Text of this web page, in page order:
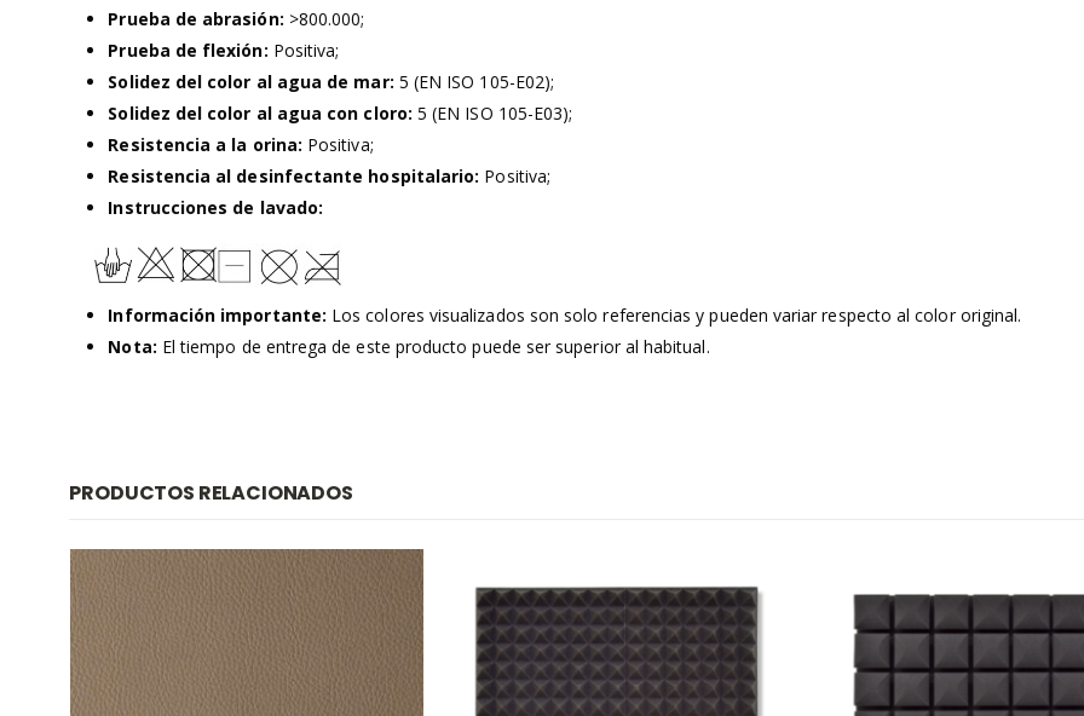
Prueba de abrasión: >800.000;
Prueba de flexión: Positiva;
Solidez del color al agua de mar: 5 (EN ISO 105-E02);
Solidez del color al agua con cloro: 5 (EN ISO 105-E03);
Resistencia a la orina: Positiva;
Resistencia al desinfectante hospitalario: Positiva;
Instrucciones de lavado:
Información importante: Los colores visualizados son solo referencias y pueden variar respecto al color original.
Nota: El tiempo de entrega de este producto puede ser superior al habitual.
PRODUCTOS RELACIONADOS